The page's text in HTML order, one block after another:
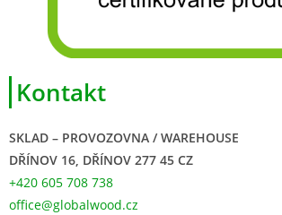
Kontakt
SKLAD – PROVOZOVNA / WAREHOUSE
DŘÍNOV 16, DŘÍNOV 277 45 CZ
+420 605 708 738
office@globalwood.cz